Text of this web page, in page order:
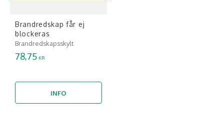
Brandredskap får ej
blockeras
Brandredskapsskylt
78,75 KR
INFO